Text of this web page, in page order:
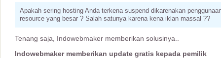
Apakah sering hosting Anda terkena suspend dikarenakan
resource yang besar ? Salah satunya karena kena iklan massal ??
Tenang saja, Indowebmaker memberikan solusinya..
Indowebmaker memberikan update gratis kepada pemilik